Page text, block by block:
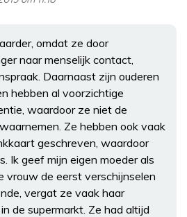
omdat ze door
naar menselijk contact,
Daarnaast zijn ouderen
hebben al voorzichtige
waardoor ze niet de
Ze hebben ook vaak
geschreven, waardoor
Ik geef mijn eigen moeder als
vrouw de eerst verschijnselen
vergat ze vaak haar
de supermarkt. Ze had altijd